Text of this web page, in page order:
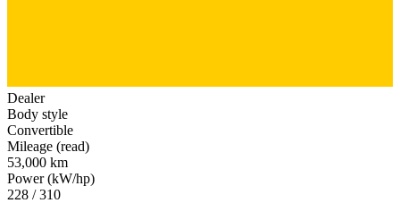
Dealer
Body style
Convertible
Mileage (read)
53,000 km
Power (kW/hp)
228 / 310